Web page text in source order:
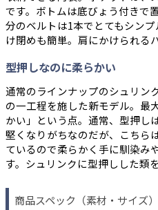
です。ボトムは底びょう付きで
分のベルトは1本でとてもシン
け閉めも簡単。肩にかけられる
型押しなのに柔らかい
通常のラインナップのシュリン
の一工程を施した新モデル。最
かい」という点。通常、型押し
堅くなりがちなのだが、こちら
ているので柔らかく手に馴染み
す。シュリンクに型押しした類
商品スペック（素材・サイズ）